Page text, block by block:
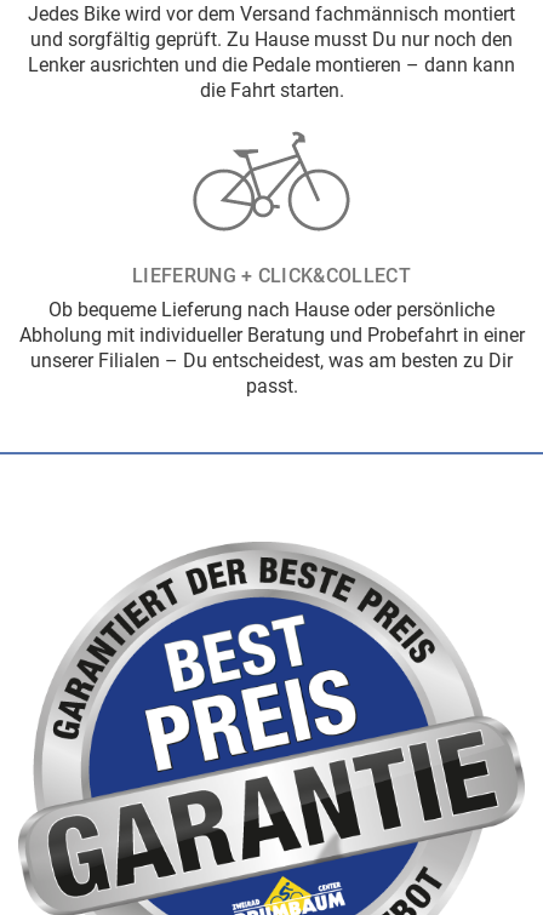
Jedes Bike wird vor dem Versand fachmännisch montiert
und sorgfältig geprüft. Zu Hause musst Du nur noch den
Lenker ausrichten und die Pedale montieren – dann kann
die Fahrt starten.
LIEFERUNG + CLICK&COLLECT
Ob bequeme Lieferung nach Hause oder persönliche
Abholung mit individueller Beratung und Probefahrt in einer
unserer Filialen – Du entscheidest, was am besten zu Dir
passt.